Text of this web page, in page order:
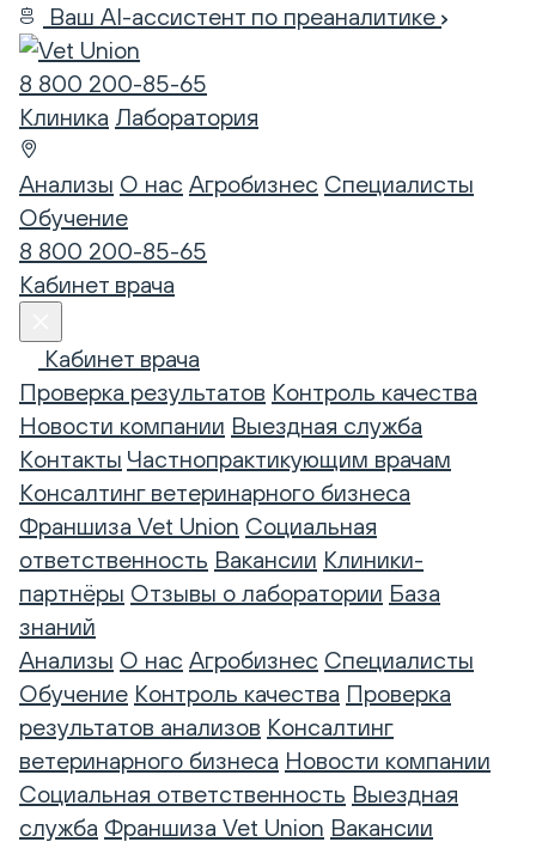
Ваш AI-ассистент по преаналитике
8 800 200-85-65
Клиника Лаборатория
Анализы О нас Агробизнес Специалисты
Обучение
8 800 200-85-65
Кабинет врача
Кабинет врача
Проверка результатов Контроль качества
Новости компании Выездная служба
Контакты Частнопрактикующим врачам
Консалтинг ветеринарного бизнеса
Франшиза Vet Union Социальная
ответственность Вакансии Клиники-
партнёры Отзывы о лаборатории База
знаний
Анализы О нас Агробизнес Специалисты
Обучение Контроль качества Проверка
результатов анализов Консалтинг
ветеринарного бизнеса Новости компании
Социальная ответственность Выездная
служба Франшиза Vet Union Вакансии